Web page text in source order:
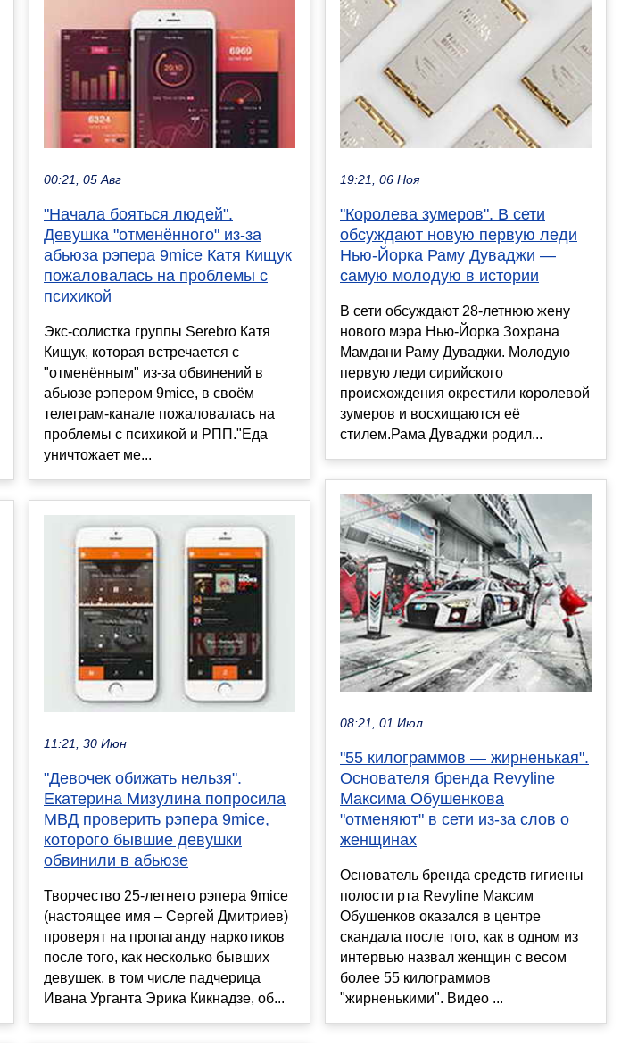
00:21, 05 Авг
"Начала бояться людей".
Девушка "отменённого" из-за
абьюза рэпера 9mice Катя Кищук
пожаловалась на проблемы с
психикой
Экс-солистка группы Serebro Катя
Кищук, которая встречается с
"отменённым" из-за обвинений в
абьюзе рэпером 9mice, в своём
телеграм-канале пожаловалась на
проблемы с психикой и РПП."Еда
уничтожает ме...
11:21, 30 Июн
"Девочек обижать нельзя".
Екатерина Мизулина попросила
МВД проверить рэпера 9mice,
которого бывшие девушки
обвинили в абьюзе
Творчество 25-летнего рэпера 9mice
(настоящее имя – Сергей Дмитриев)
проверят на пропаганду наркотиков
после того, как несколько бывших
девушек, в том числе падчерица
Ивана Урганта Эрика Кикнадзе, об...
19:21, 06 Ноя
"Королева зумеров". В сети
обсуждают новую первую леди
Нью-Йорка Раму Дуваджи —
самую молодую в истории
В сети обсуждают 28-летнюю жену
нового мэра Нью-Йорка Зохрана
Мамдани Раму Дуваджи. Молодую
первую леди сирийского
происхождения окрестили королевой
зумеров и восхищаются её
стилем.Рама Дуваджи родил...
08:21, 01 Июл
"55 килограммов — жирненькая".
Основателя бренда Revyline
Максима Обушенкова
"отменяют" в сети из-за слов о
женщинах
Основатель бренда средств гигиены
полости рта Revyline Максим
Обушенков оказался в центре
скандала после того, как в одном из
интервью назвал женщин с весом
более 55 килограммов
"жирненькими". Видео ...